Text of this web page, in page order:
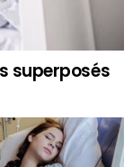
superposés